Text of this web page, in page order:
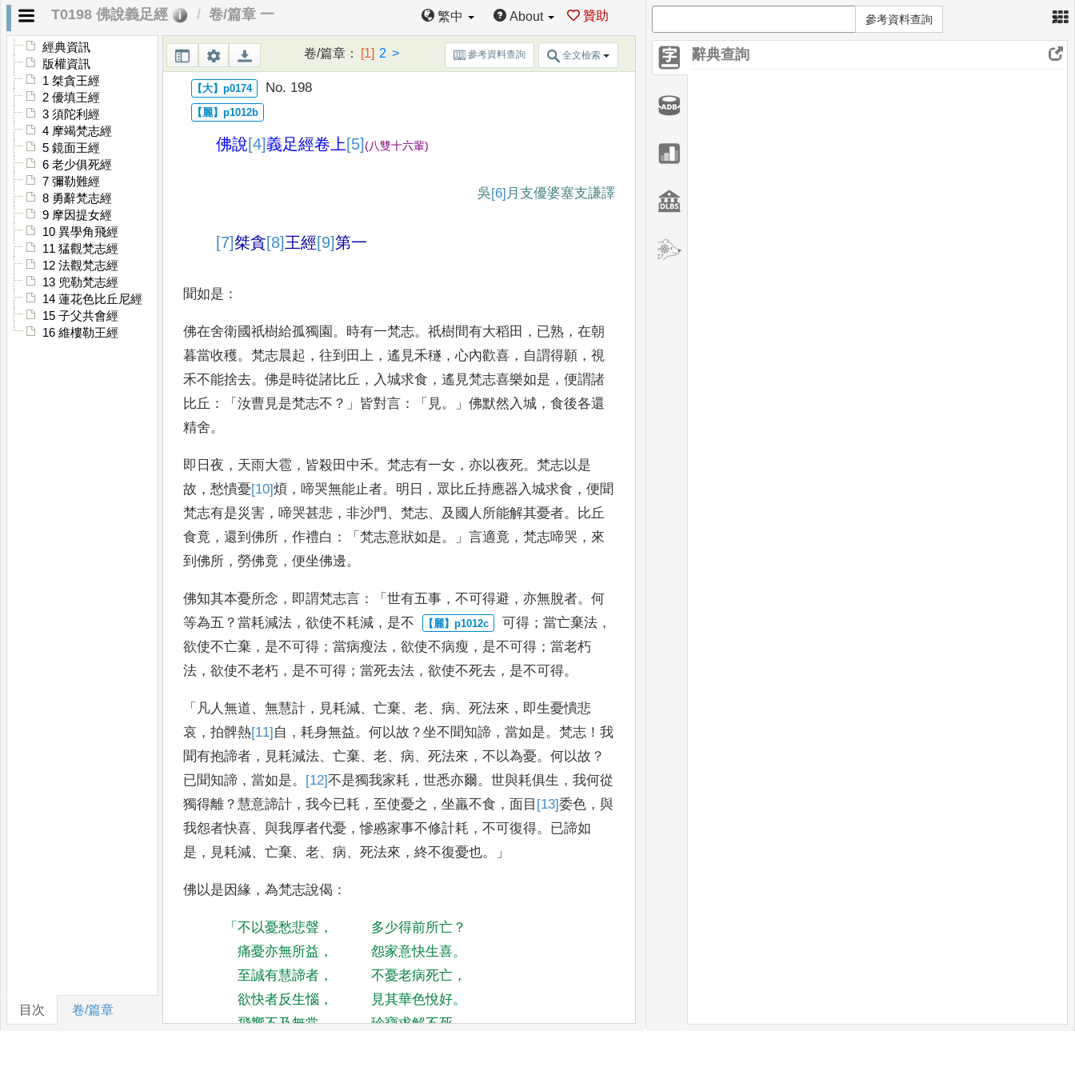
T0198 佛說義足經 卷/篇章 一 繁中 About 贊助
經典資訊
版權資訊
1 桀貪王經
2 優填王經
3 須陀利經
4 摩竭梵志經
5 鏡面王經
6 老少俱死經
7 彌勒難經
8 勇辭梵志經
9 摩因提女經
10 異學角飛經
11 猛觀梵志經
12 法觀梵志經
13 兜勒梵志經
14 蓮花色比丘尼經
15 子父共會經
16 維樓勒王經
目次 卷/篇章
卷/篇章： [1] 2 > 參考資料查詢 全文檢索
No. 198
佛說[4]義足經卷上 [5](八雙十六輩)
吳[6] 月支優婆塞支謙譯
[7]桀貪[8]王經[9]第一
聞如是 ：
佛在舍衛國祇樹給孤獨園 。 時有一梵志。 祇樹間有大稻田 ， 已熟 ， 在朝
暮當收穫。 梵志晨起 ， 往到田上 ， 遙見禾穟 ， 心內歡喜 ， 自謂得願 ， 視
禾不能捨去。 佛是時從諸比丘 ， 入城求食 ， 遙見梵志喜樂如是 ， 便謂諸
比丘 ：「 汝曹見是梵志不 ？」 皆對言 ：「 見。」 佛默然入城 ， 食後各還
精舍。
即日夜 ， 天雨大雹 ， 皆殺田中禾。 梵志有一女 ， 亦以夜死。 梵志以是
故 ， 愁憒憂[10]煩 ， 啼哭無能止者。 明日 ， 眾比丘持應器入城求食 ， 便聞
梵志有是災害 ， 啼哭甚悲 ， 非沙門 、 梵志、 及國人所能解其憂者。
比丘
食竟 ， 還到佛所 ， 作禮白 ：「 梵志意狀如是。」 言適竟 ， 梵志啼哭 ， 來
到佛所 ， 勞佛竟 ， 便坐佛邊。
佛知其本憂所念 ， 即謂梵志言 ：「 世有五事 ， 不可得避 ， 亦無脫者。 何
等為五 ？ 當耗減法 ， 欲使不耗減 ， 是不 可得 ；當亡棄法 ，
欲使不亡棄 ， 是不可得 ； 當病瘦法 ， 欲使不病瘦 ， 是不可得 ； 當老朽
法 ， 欲使不老朽 ， 是不可得 ； 當死去法 ， 欲使不死去 ， 是不可得。
「 凡人無道、 無慧計 ， 見耗減、 亡棄、 老、 病、 死法來 ， 即生憂憒悲
哀 ， 拍髀熱[11]自 ， 耗身無益。 何以故 ？ 坐不聞知諦 ， 當如是。 梵志 ！ 我
聞有抱諦者 ， 見耗減法、 亡棄、 老、 病、 死法來 ， 不以為憂。 何以故 ？
已聞知諦 ， 當如是。 [12]不是獨我家耗 ， 世悉亦爾。 世與耗俱生 ， 我何從
獨得離 ？ 慧意諦計 ， 我今已耗 ， 至使憂之 ， 坐羸不食 ， 面目 [13]委色 ， 與
我怨者快喜、 與我厚者代憂 ，慘慼家事不修計耗 ， 不可復得。 已諦如
是 ， 見耗減、 亡棄、 老、 病、 死法來 ， 終不復憂也。」
佛以是因緣 ， 為梵志說偈 ：
「 不以憂愁悲聲 ， 多少得前所亡 ？
痛憂亦無所益 ， 怨家意快生喜。
至誠有慧諦者 ， 不憂老病死亡 ，
欲快者反生惱 ， 見其華色悅好。
飛響不及無常， 珍寶求解不死，
×
參考資料查詢
辭典查詢